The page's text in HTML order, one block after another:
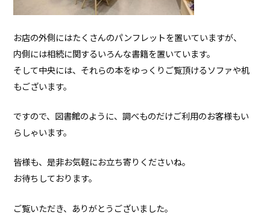
お店の外側にはたくさんのパンフレットを置いていますが、
内側には相続に関するいろんな書籍を置いています。
そして中央には、それらの本をゆっくりご覧頂けるソファや机
もございます。
ですので、図書館のように、調べものだけご利用のお客様もい
らしゃいます。
皆様も、是非お気軽にお立ち寄りくださいね。
お待ちしております。
ご覧いただき、ありがとうございました。